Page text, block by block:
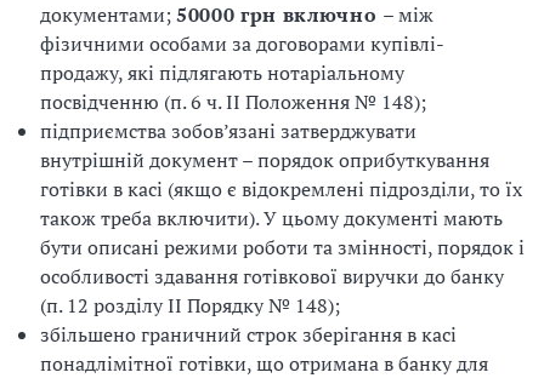
документами;50000 грн включно – між
фізичними особами за договорами купівлі-
продажу, які підлягають нотаріальному
посвідченню (п. 6 ч. ІІ Положення № 148);
підприємства зобов’язані затверджувати
внутрішній документ – порядок оприбуткування
готівки в касі (якщо є відокремлені підрозділи, то їх
також треба включити). У цьому документі мають
бути описані режими роботи та змінності, порядок і
особливості здавання готівкової виручки до банку
(п. 12 розділу ІІ Порядку № 148);
збільшено граничний строк зберігання в касі
понадлімітної готівки, що отримана в банку для